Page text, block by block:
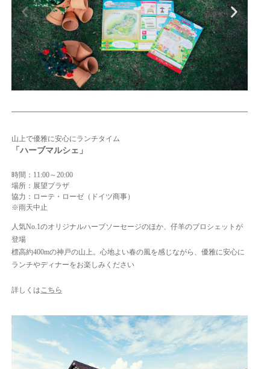
山上で優雅に安心にランチタイム
「ハーブマルシェ」
時間：11:00～20:00
場所：展望プラザ
協力：ローテ・ローゼ（ドイツ商事）
※雨天中止
人気No.1のオリジナルハーブソーセージのほか、仔羊のブロシェットが
登場
標高約400mの神戸の山上。心地よい春の風を感じながら、優雅に安心に
ランチやディナーをお楽しみください
詳しくはこちら